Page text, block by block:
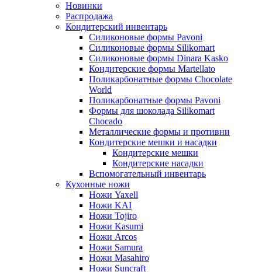
Новинки
Распродажа
Кондитерский инвентарь
Силиконовые формы Pavoni
Силиконовые формы Silikomart
Силиконовые формы Dinara Kasko
Кондитерские формы Martellato
Поликарбонатные формы Chocolate
World
Поликарбонатные формы Pavoni
Формы для шоколада Silikomart
Chocado
Металлические формы и противни
Кондитерские мешки и насадки
Кондитерские мешки
Кондитерские насадки
Вспомогательный инвентарь
Кухонные ножи
Ножи Yaxell
Ножи KAI
Ножи Tojiro
Ножи Kasumi
Ножи Arcos
Ножи Samura
Ножи Masahiro
Ножи Suncraft